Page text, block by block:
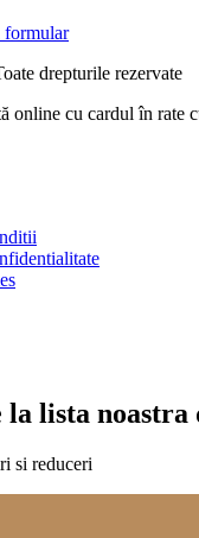
formular
drepturile rezervate
online cu cardul în rate
la lista noastra
si reduceri